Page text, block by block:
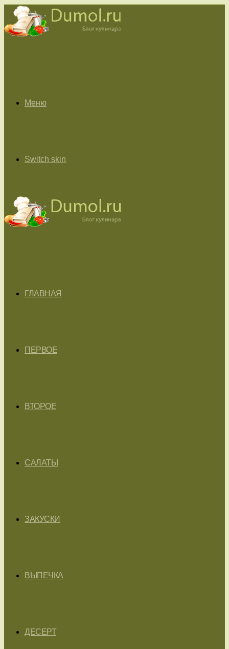
Меню
Switch skin
ГЛАВНАЯ
ПЕРВОЕ
ВТОРОЕ
САЛАТЫ
ЗАКУСКИ
ВЫПЕЧКА
ДЕСЕРТ